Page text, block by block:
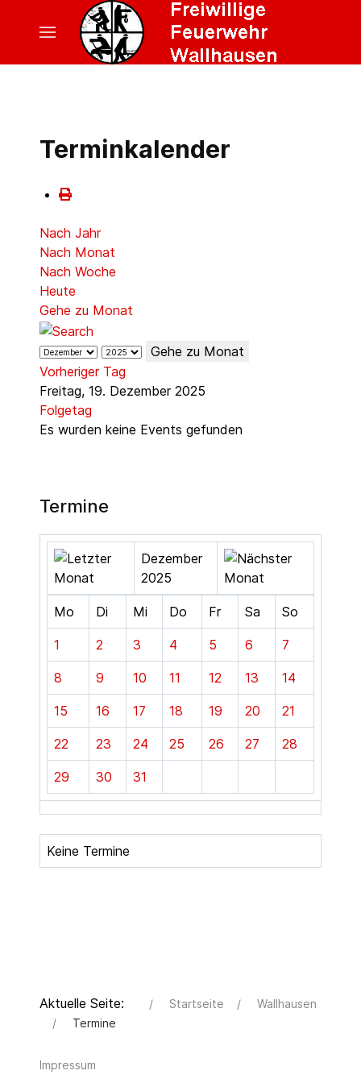
Terminkalender
Nach Jahr
Nach Monat
Nach Woche
Heute
Gehe zu Monat
Gehe zu Monat
Vorheriger Tag
Freitag, 19. Dezember 2025
Folgetag
Es wurden keine Events gefunden
Termine
Dezember
2025
Mo Di Mi Do Fr Sa So
1 2 3 4 5 6 7
8 9 10 11 12 13 14
15 16 17 18 19 20 21
22 23 24 25 26 27 28
29 30 31
Keine Termine
Aktuelle Seite: Startseite
Wallhausen
Termine
Impressum